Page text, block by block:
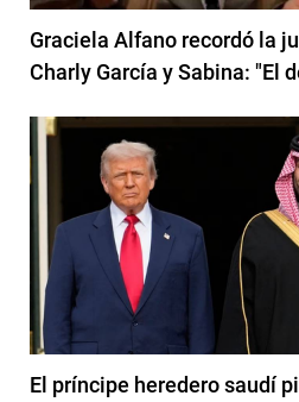
Graciela Alfano recordó la
Charly García y Sabina: "El
El príncipe heredero saudí